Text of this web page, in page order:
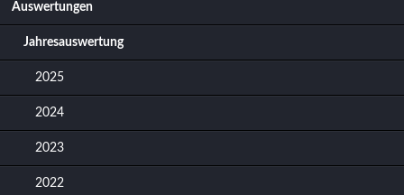
Auswertungen
Jahresauswertung
2025
2024
2023
2022